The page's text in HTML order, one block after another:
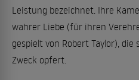
Leistung bezeichnet. Ihre
wahrer Liebe (für ihren
gespielt von Robert Taylor),
Zweck opfert.